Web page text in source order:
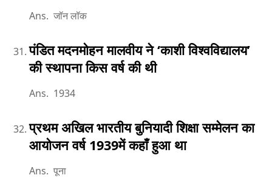
Ans. जॉन लॉक
पंडित मदनमोहन मालवीय ने ‘काशी विश्वविद्यालय’
की स्थापना किस वर्ष की थी
Ans. 1934
प्रथम अखिल भारतीय बुनियादी शिक्षा सम्मेलन का
आयोजन वर्ष 1939में कहाँ हुआ था
Ans. पूना